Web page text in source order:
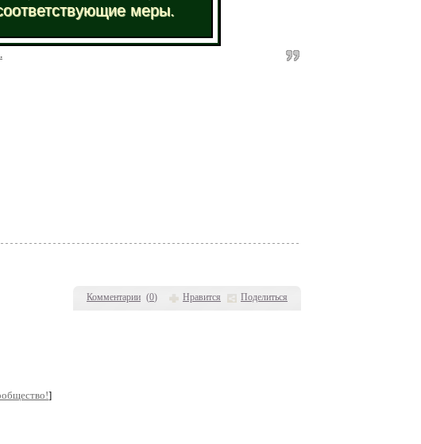
Комментарии (0) Нравится Поделиться
меры.
]